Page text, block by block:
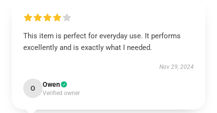
This item is perfect for everyday use. It performs
excellently and is exactly what I needed.
Nov 29, 2024
O Owen
Verified owner